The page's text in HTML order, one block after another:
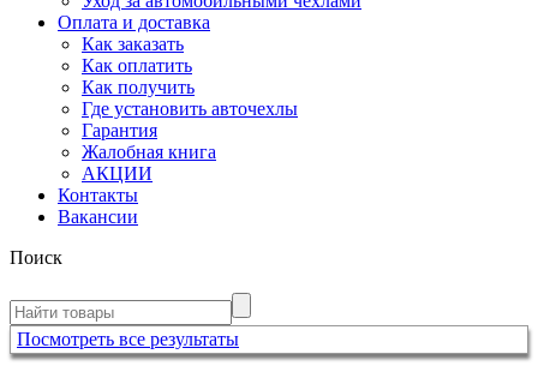
Оплата и доставка
Как заказать
Как оплатить
Как получить
Где установить авточехлы
Гарантия
Жалобная книга
АКЦИИ
Контакты
Вакансии
Поиск
Посмотреть все результаты